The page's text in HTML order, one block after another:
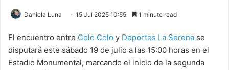
Daniela Luna 15 Jul 2025 10:55 1 minute read
El encuentro entre Colo Colo y Deportes La Serena se
disputará este sábado 19 de julio a las 15:00 horas en el
Estadio Monumental, marcando el inicio de la segunda